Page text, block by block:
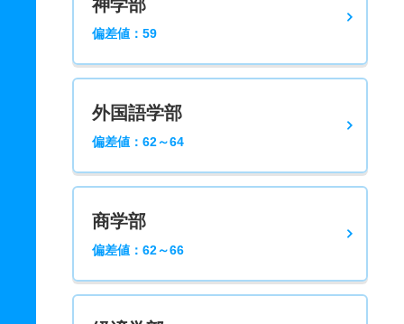
神学部
偏差値：59
外国語学部
偏差値：62～64
商学部
偏差値：62～66